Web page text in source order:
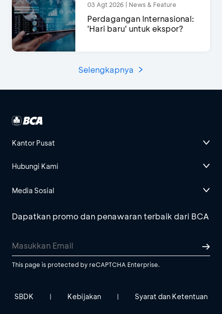
03 Agt 2026 | News & Feature
Perdagangan Internasional:
'Hari baru' untuk ekspor?
Selengkapnya
Kantor Pusat
Hubungi Kami
Media Sosial
Dapatkan promo dan penawaran terbaik dari BCA
This page is protected by reCAPTCHA Enterprise.
SBDK | Kebijakan | Syarat dan Ketentuan